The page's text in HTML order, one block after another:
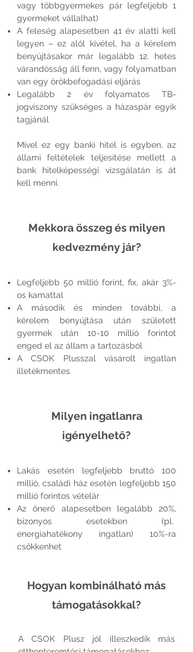
vagy többgyermekes pár legfeljebb 1
gyermeket vállalhat)
A feleség alapesetben 41 év alatti kell
legyen – ez alól kivétel, ha a kérelem
benyújtásakor már legalább 12. hetes
várandósság áll fenn, vagy folyamatban
van egy örökbefogadási eljárás
Legalább 2 év folyamatos TB-
jogviszony szükséges a házaspár egyik
tagjánál
Mivel ez egy banki hitel is egyben, az
állami feltételek teljesítése mellett a
bank hitelképességi vizsgálatán is át
kell menni.
Mekkora összeg és milyen
kedvezmény jár?
Legfeljebb 50 millió forint, fix, akár 3%-
os kamattal
A második és minden további, a
kérelem benyújtása után született
gyermek után 10-10 millió forintot
enged el az állam a tartozásból
A CSOK Plusszal vásárolt ingatlan
illetékmentes
Milyen ingatlanra
igényelhető?
Lakás esetén legfeljebb bruttó 100
millió, családi ház esetén legfeljebb 150
millió forintos vételár
Az önerő alapesetben legalább 20%,
bizonyos esetekben (pl.
energiahatékony ingatlan) 10%-ra
csökkenhet
Hogyan kombinálható más
támogatásokkal?
A CSOK Plusz jól illeszkedik más